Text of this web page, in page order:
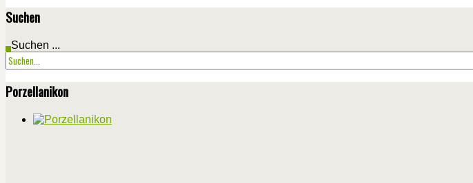
Suchen
Suchen ...
Porzellanikon